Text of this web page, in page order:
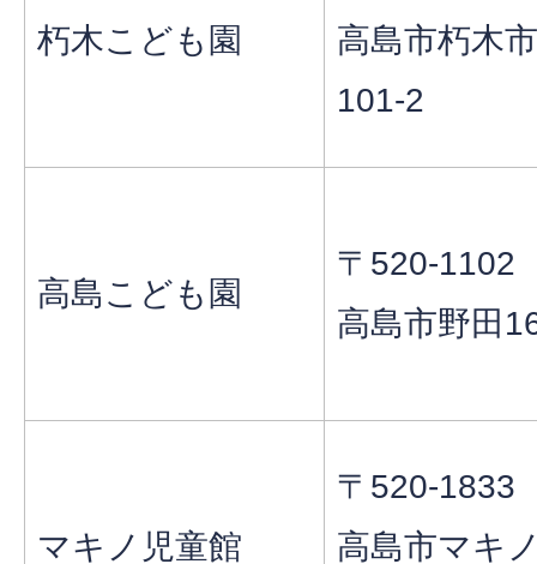
朽木こども園
高島市朽木
101-2
高島こども園
〒520-1102
高島市野田
マキノ児童館
〒520-1833
高島市マキ